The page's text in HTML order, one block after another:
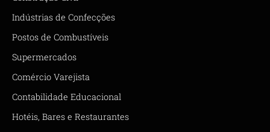
Indústrias de Confecções
Postos de Combustíveis
Supermercados
Comércio Varejista
Contabilidade Educacional
Hotéis, Bares e Restaurantes